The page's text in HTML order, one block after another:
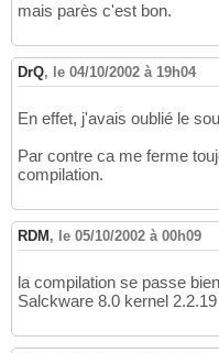
mais parès c'est bon.
DrQ, le 04/10/2002 à 19h04
En effet, j'avais oublié le
Par contre ca me ferme
compilation.
RDM , le 05/10/2002 à 00h09
la compilation se passe
Salckware 8.0 kernel 2.2.19